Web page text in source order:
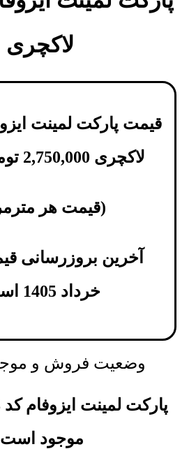
لاکچری
لاکچری 2,750,000
(قیمت هر
خرداد 1405 است.
وضعیت فروش و
موجود